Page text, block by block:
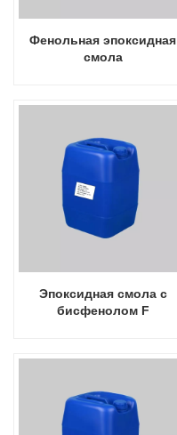
Фенольная эпоксидная
смола
Эпоксидная смола с
бисфенолом F